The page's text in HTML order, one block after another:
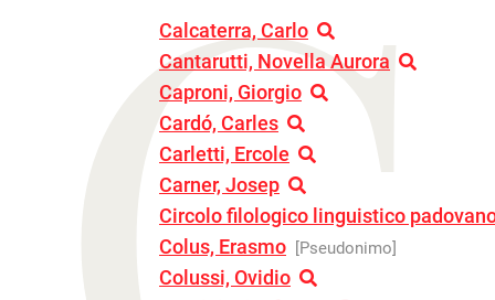
Calcaterra, Carlo
Cantarutti, Novella Aurora
Caproni, Giorgio
Cardó, Carles
Carletti, Ercole
Carner, Josep
Circolo filologico linguistico
Colus, Erasmo [Pseudonimo]
Colussi, Ovidio